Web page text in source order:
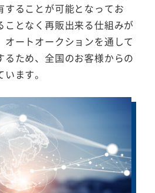
することが可能となってお
ことなく再販出来る仕組みが
オートオークションを通して
るため、全国のお客様からの
ます。